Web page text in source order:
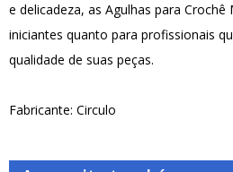
e delicadeza, as Agulhas para
iniciantes quanto para profissionais
qualidade de suas peças.
Fabricante: Circulo